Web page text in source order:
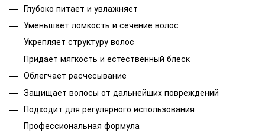
Глубоко питает и увлажняет
Уменьшает ломкость и сечение волос
Укрепляет структуру волос
Придает мягкость и естественный блеск
Облегчает расчесывание
Защищает волосы от дальнейших повреждений
Подходит для регулярного использования
Профессиональная формула